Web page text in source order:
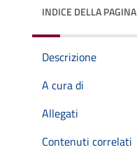
INDICE DELLA PAGINA
Descrizione
A cura di
Allegati
Contenuti correlati